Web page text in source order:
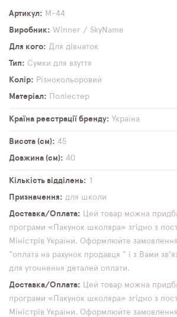
Артикул
M-44
Виробник
Winner / SkyName
Для кого
Для дівчаток
Тип
Сумки для взуття
Колір
Різнокольоровий
Матеріал
Поліестер
Країна реєстрації бренду Україна
Висота (см)
45
Довжина (см)
40
Кількість відділень
1
Призначення
для школи
Доставка/Оплата
Цей товар можна
програми «Пакунок школяра» згідно з
Міністрів України. Оформлюйте
"оплата на рахунок продавця " і з Вами
для уточнення деталей оплати.
Доставка/Оплата
Цей товар можна
програми «Пакунок школяра» згідно з
Міністрів України. Оформлюйте